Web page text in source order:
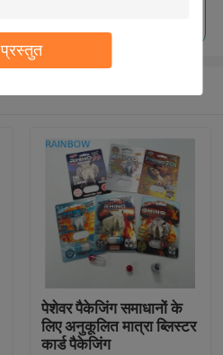
प्रस्तुत
पेशेवर पैकेजिंग समाधानों के
लिए अनुकूलित मात्रा ब्लिस्टर
कार्ड पैकेजिंग